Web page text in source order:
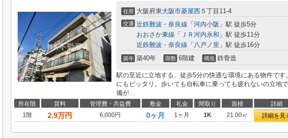
住所 大阪府東大阪市菱屋西 ５丁目11-4
交通 近鉄難波・奈良線 「 河内小阪 」駅 徒歩5分
おおさか東線 「 ＪＲ河内永和 」駅 徒歩11分
近鉄難波・奈良線 「 八戸ノ里 」駅 徒歩16分
築年 築40年 階数 6階建 構造 鉄骨造
駅の至近に立地する、徒歩5分の快適な環境にある物件です
にもピッタリ。歩いても自転車に乗っても疲れないの立地
備が...
所在階 賃料 管理費・共益費 敷金 礼金 間取り 面積 詳細
1階
2.9万円 6,000円 0ヶ月 1ヶ月 1K 21.00㎡ 詳細を見